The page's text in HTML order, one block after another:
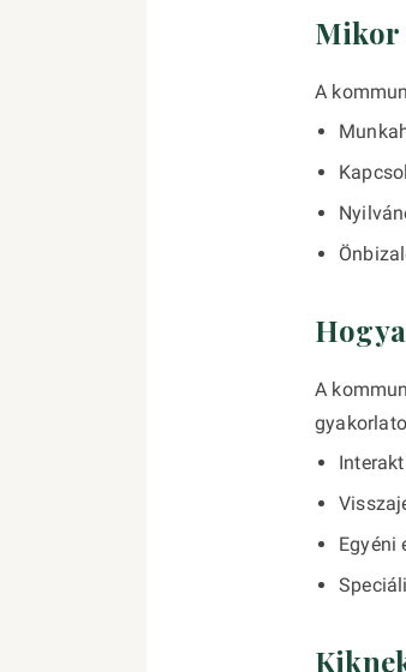
Mikor
A
A
Egyéni